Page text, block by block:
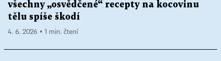
všechny „osvědčené“ recepty na kocovinu
tělu spíše škodí
4. 6. 2026 ▪ 1 min. čtení